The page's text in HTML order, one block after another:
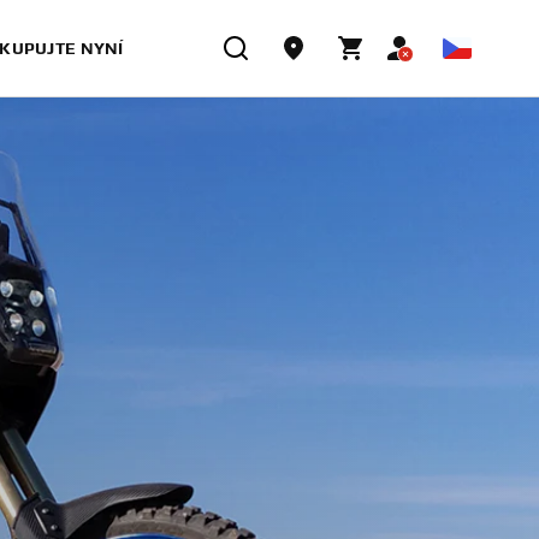
NYNÍ